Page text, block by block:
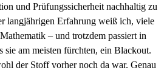
und Prüfungs­sicherheit nachhaltig zu
langjährigen Erfahrung weiß ich, viele
– und trotzdem passiert in
sie am meisten fürchten, ein Blackout.
der Stoff vorher noch da war. Genau